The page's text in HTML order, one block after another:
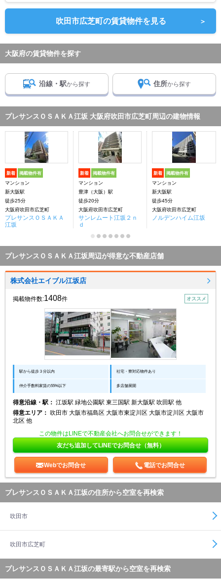
吹田市広芝町の賃貸物件を見る ＞
大阪府の賃貸物件を探す
沿線・駅から探す 住所から探す
プレサンスＯＳＡＫＡ江坂 大阪府吹田市広芝町周辺の建物情報
新着 掲載物件有
マンション
新大阪駅
徒歩25分
大阪府吹田市広芝町
プレサンスＯＳＡＫＡ
江坂
新着 掲載物件有
マンション
豊津（大阪）駅
徒歩20分
大阪府吹田市広芝町
サンレムート江坂２ｎ
ｄ
新着 掲載物件有
マンション
新大阪駅
徒歩45分
大阪府吹田市広芝町
ノルデンハイム江坂
プレサンスＯＳＡＫＡ江坂周辺が得意な不動産店舗
株式会社エイブル江坂店
掲載物件数:1408件 オススメ
駅から徒歩３分以内 社宅・寮対応物件あり
仲介手数料家賃の55%以下 多店舗展開
得意沿線・駅： 江坂駅 緑地公園駅 東三国駅 新大阪駅 吹田駅 他
得意エリア：
吹田市 大阪市福島区 大阪市東淀川区 大阪市淀川区 大阪市
北区 他
この物件はLINEで不動産会社へお問合せができます！
友だち追加してLINEでお問合せ（無料）
Webでお問合せ 電話でお問合せ
プレサンスＯＳＡＫＡ江坂の住所から空室を再検索
吹田市
吹田市広芝町
プレサンスＯＳＡＫＡ江坂の最寄駅から空室を再検索